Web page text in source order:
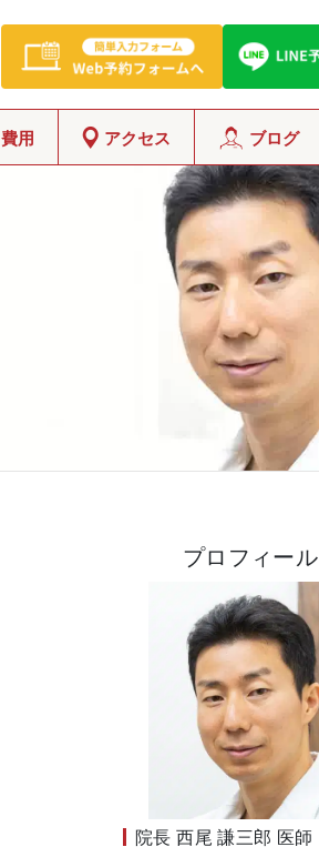
費用 アクセス ブログ
プロフィール
院長 西尾 謙三郎 医師